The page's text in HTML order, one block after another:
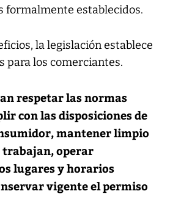
formalmente establecidos.
la legislación establece
para los comerciantes.
respetar las normas
con las disposiciones de
mantener limpio
trabajan, operar
lugares y horarios
vigente el permiso